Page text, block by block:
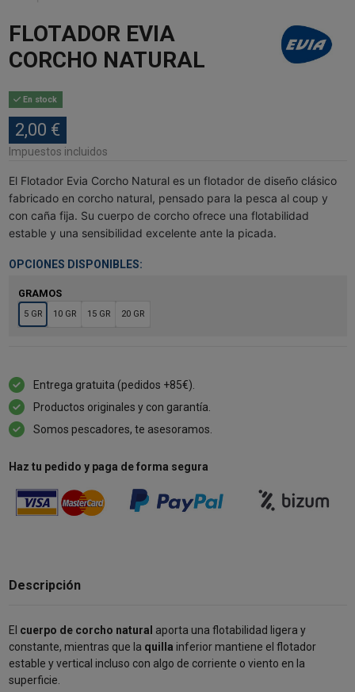
FLOTADOR EVIA
CORCHO NATURAL
En stock
2,00 €
Impuestos incluidos
El Flotador Evia Corcho Natural es un flotador de diseño clásico
fabricado en corcho natural, pensado para la pesca al coup y
con caña fija. Su cuerpo de corcho ofrece una flotabilidad
estable y una sensibilidad excelente ante la picada.
OPCIONES DISPONIBLES:
GRAMOS
5 GR 10 GR 15 GR 20 GR
Entrega gratuita (pedidos +85€).
Productos originales y con garantía.
Somos pescadores, te asesoramos.
Haz tu pedido y paga de forma segura
Descripción
El cuerpo de corcho natural aporta una flotabilidad ligera y
constante, mientras que la quilla inferior mantiene el flotador
estable y vertical incluso con algo de corriente o viento en la
superficie.